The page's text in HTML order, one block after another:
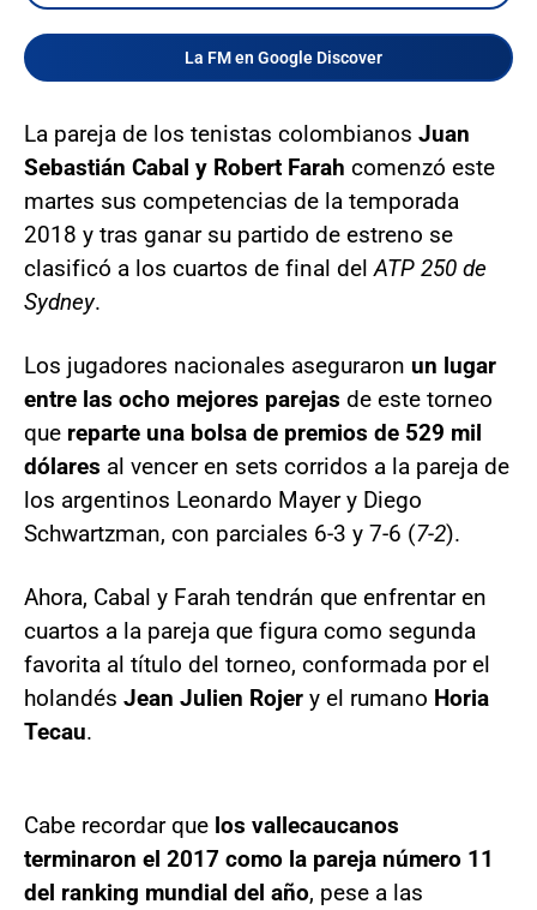
La FM en Google Discover
La pareja de los tenistas colombianos Juan
Sebastián Cabal y Robert Farah comenzó este
martes sus competencias de la temporada
2018 y tras ganar su partido de estreno se
clasificó a los cuartos de final del ATP 250 de
Sydney.
Los jugadores nacionales aseguraron un lugar
entre las ocho mejores parejas de este torneo
que reparte una bolsa de premios de 529 mil
dólares al vencer en sets corridos a la pareja de
los argentinos Leonardo Mayer y Diego
Schwartzman, con parciales 6-3 y 7-6 (7-2).
Ahora, Cabal y Farah tendrán que enfrentar en
cuartos a la pareja que figura como segunda
favorita al título del torneo, conformada por el
holandés Jean Julien Rojer y el rumano Horia
Tecau.
Cabe recordar que los vallecaucanos
terminaron el 2017 como la pareja número 11
del ranking mundial del año, pese a las